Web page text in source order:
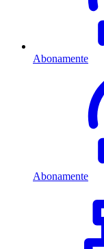
Abonamente
Abonamente